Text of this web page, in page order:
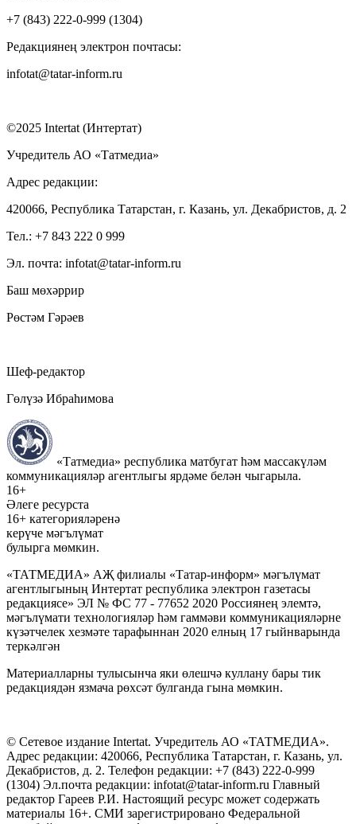
+7 (843) 222-0-999 (1304)
Редакциянең электрон почтасы:
infotat@tatar-inform.ru
©2025 Intertat (Интертат)
Учредитель АО «Татмедиа»
Адрес редакции:
420066, Республика Татарстан, г. Казань, ул. Декабристов, д. 2
Тел.: +7 843 222 0 999
Эл. почта: infotat@tatar-inform.ru
Баш мөхәррир
Рөстәм Гәрәев
Шеф-редактор
Гөлүзә Ибраһимова
«Татмедиа» республика матбугат һәм массакүләм
коммуникацияләр агентлыгы ярдәме белән чыгарыла.
16+
Әлеге ресурста
16+ категорияләренә
керүче мәгълүмат
булырга мөмкин.
«ТАТМЕДИА» АҖ филиалы «Татар-информ» мәгълүмат
агентлыгының Интертат республика электрон газетасы
редакциясе» ЭЛ № ФС 77 - 77652 2020 Россиянең элемтә,
мәгълүмати технологияләр һәм гаммәви коммуникацияләрне
күзәтчелек хезмәте тарафыннан 2020 елның 17 гыйнварында
теркәлгән
Материалларны тулысынча яки өлешчә куллану бары тик
редакциядән язмача рөхсәт булганда гына мөмкин.
© Сетевое издание Intertat. Учредитель АО «ТАТМЕДИА».
Адрес редакции: 420066, Республика Татарстан, г. Казань, ул.
Декабристов, д. 2. Телефон редакции: +7 (843) 222-0-999
(1304) Эл.почта редакции: infotat@tatar-inform.ru Главный
редактор Гареев Р.И. Настоящий ресурс может содержать
материалы 16+. СМИ зарегистрировано Федеральной